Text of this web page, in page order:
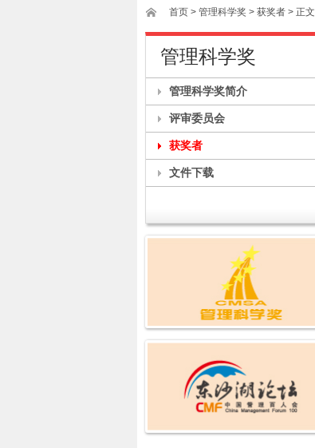
首页 > 管理科学奖 > 获奖者 > 正文
管理科学奖
管理科学奖简介
评审委员会
获奖者
文件下载